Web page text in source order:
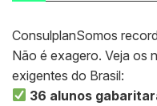
ConsulplanSomos
Não é exagero. Veja os
exigentes do Brasil:
36 alunos